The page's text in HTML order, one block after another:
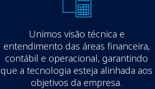
Unimos visão técnica e
entendimento das áreas financeira,
contábil e operacional, garantindo
que a tecnologia esteja alinhada aos
objetivos da empresa.